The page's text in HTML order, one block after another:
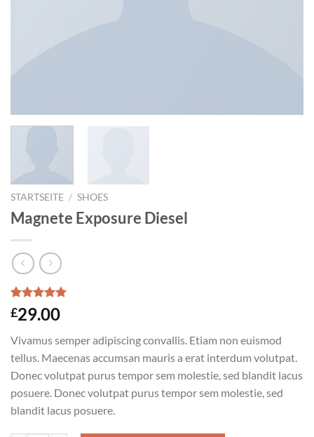
STARTSEITE / SHOES
Magnete Exposure Diesel
Bewertet
mit5.00
basierend
auf
1
Kundenbewertung
£29.00
Vivamus semper adipiscing convallis. Etiam non euismod
tellus. Maecenas accumsan mauris a erat interdum volutpat.
Donec volutpat purus tempor sem molestie, sed blandit lacus
posuere. Donec volutpat purus tempor sem molestie, sed
blandit lacus posuere.